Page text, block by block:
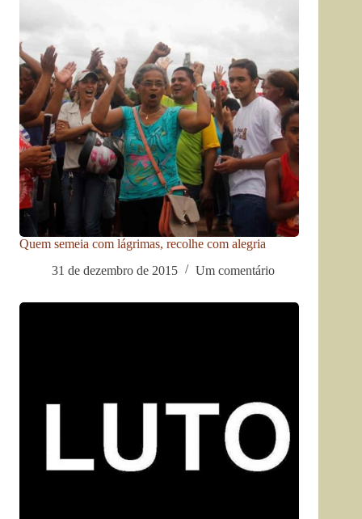
Quem semeia com lágrimas, recolhe com alegria
31 de dezembro de 2015
Um comentário